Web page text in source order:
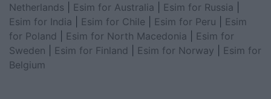
Netherlands
Esim for Australia Esim for Russia
Esim for India
Esim for Chile Esim for Peru
Esim
for Poland
Esim for North Macedonia
Esim for
Sweden
Esim for Finland Esim for Norway
Esim for
Belgium